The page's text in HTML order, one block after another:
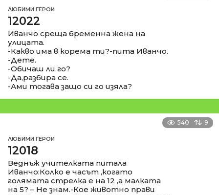
ЛЮБИМИ ГЕРОИ
12022
Иванчо среща бременна жена на
улицата.
-Какво има в корема ти?-пита Иванчо.
-Дете.
-Обичаш ли го?
-Да,разбира се.
-Ами тогава защо си го изяла?
540 9
ЛЮБИМИ ГЕРОИ
12018
Веднъж учителката питала
Иванчо:Колко е часът ,когато
голямата стрелка е на 12 ,а малката
на 5? – Не знам.-Кое животно прави